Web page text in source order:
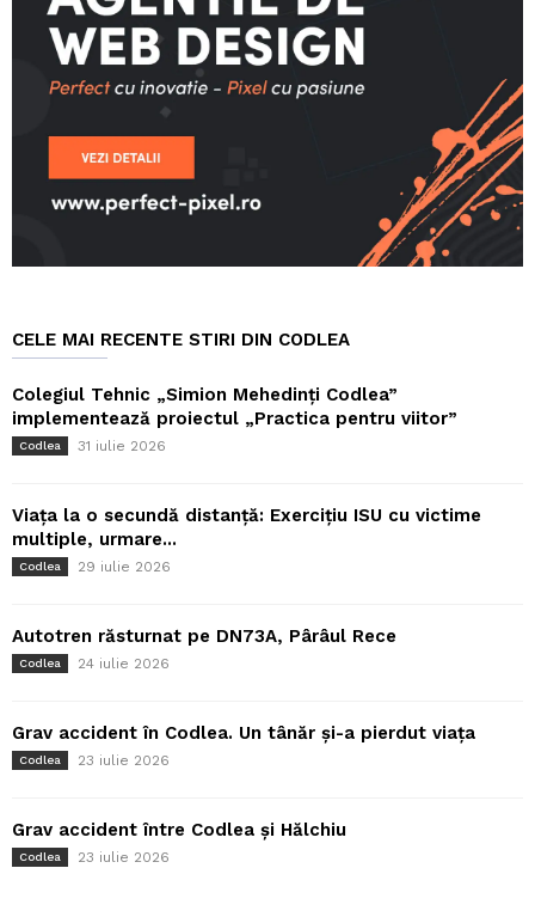
CELE MAI RECENTE STIRI DIN CODLEA
Colegiul Tehnic „Simion Mehedinți Codlea”
implementează proiectul „Practica pentru viitor”
Codlea 31 iulie 2026
Viața la o secundă distanță: Exercițiu ISU cu victime
multiple, urmare...
Codlea 29 iulie 2026
Autotren răsturnat pe DN73A, Pârâul Rece
Codlea 24 iulie 2026
Grav accident în Codlea. Un tânăr și-a pierdut viața
Codlea 23 iulie 2026
Grav accident între Codlea și Hălchiu
Codlea 23 iulie 2026